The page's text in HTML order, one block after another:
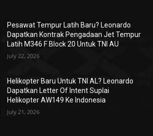
Pesawat Tempur Latih Baru? Leonardo
Dapatkan Kontrak Pengadaan Jet Tempur
Latih M346 F Block 20 Untuk TNI AU
July 22, 2026
Helikopter Baru Untuk TNI AL? Leonardo
Dapatkan Letter Of Intent Suplai
Helikopter AW149 Ke Indonesia
July 21, 2026